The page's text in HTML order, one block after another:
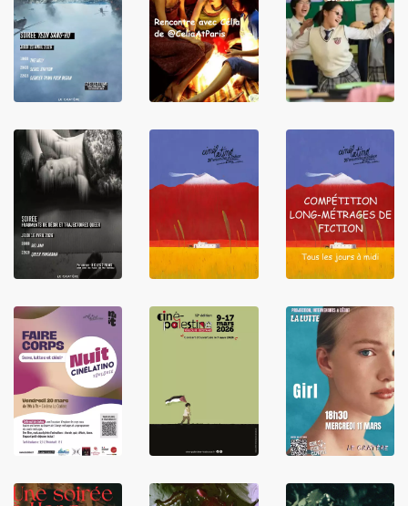
LIRE
LIRE
LIRE
LIRE
LIRE
LIRE